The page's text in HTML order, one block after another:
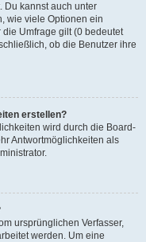
Du kannst auch unter
wie viele Optionen ein
Umfrage gilt (0 bedeutet
ob die Benutzer ihre
erstellen?
wird durch die Board-
Antwortmöglichkeiten als
ursprünglichen Verfasser,
werden. Um eine